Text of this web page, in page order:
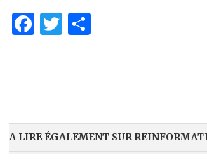
Facebook
Twitter
A LIRE ÉGALEMENT SUR